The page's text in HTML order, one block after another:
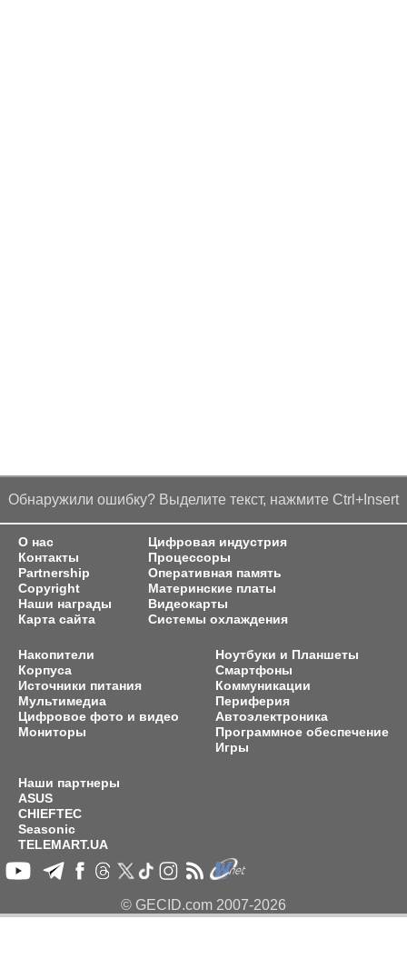
Обнаружили ошибку? Выделите текст, нажмите Ctrl+Insert
О нас
Контакты
Partnership
Copyright
Наши награды
Карта сайта
Цифровая индустрия
Процессоры
Оперативная память
Материнские платы
Видеокарты
Системы охлаждения
Накопители
Корпуса
Источники питания
Мультимедиа
Цифровое фото и видео
Мониторы
Ноутбуки и Планшеты
Смартфоны
Коммуникации
Периферия
Автоэлектроника
Программное обеспечение
Игры
Наши партнеры
ASUS
CHIEFTEC
Seasonic
TELEMART.UA
© GECID.com 2007-2026